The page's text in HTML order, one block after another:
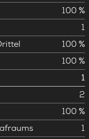
100 %
1
100 %
100 %
1
2
100 %
1